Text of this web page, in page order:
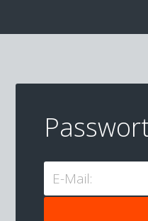
E-Mail: